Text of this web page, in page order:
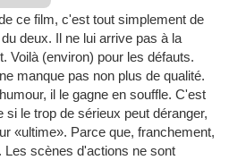
ce film, c'est tout simplement de
deux. Il ne lui arrive pas à la
Voilà (environ) pour les défauts.
manque pas non plus de qualité.
il le gagne en souffle. C'est
le trop de sérieux peut déranger,
«ultime». Parce que, franchement,
scènes d'actions ne sont